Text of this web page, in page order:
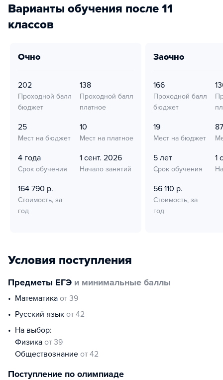
Варианты обучения после 11
классов
очно
202
Проходной балл
бюджет
138
Проходной балл
платное
25
Мест на бюджет
10
Мест на платное
4 года
Срок обучения
1 сент. 2026
Начало занятий
164 790 р.
Стоимость, за
год
заочно
166
Проходной балл
бюджет
19
Мест на бюджет
87
5 лет
Срок обучения
1
56 110 р.
Стоимость, за
год
Условия поступления
Предметы ЕГЭ и минимальные баллы
математика от 39
русский язык от 42
На выбор:
физика от 39
обществознание от 42
Поступление по олимпиаде